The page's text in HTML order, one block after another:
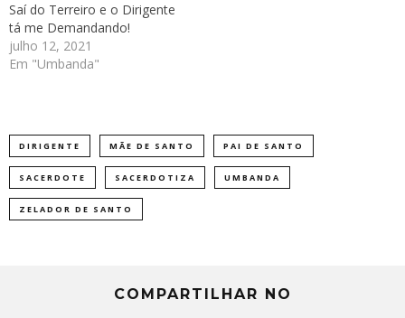
Saí do Terreiro e o Dirigente
tá me Demandando!
julho 12, 2021
Em "Umbanda"
DIRIGENTE MÃE DE SANTO PAI DE SANTO
SACERDOTE SACERDOTIZA UMBANDA
ZELADOR DE SANTO
COMPARTILHAR NO